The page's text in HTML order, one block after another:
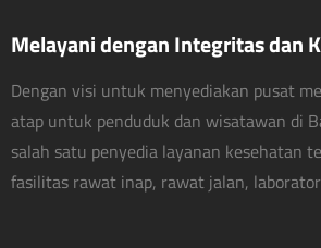
Melayani dengan Integritas dan
Dengan visi untuk menyediakan pusat
atap untuk penduduk dan wisatawan di
salah satu penyedia layanan kesehatan
fasilitas rawat inap, rawat jalan,